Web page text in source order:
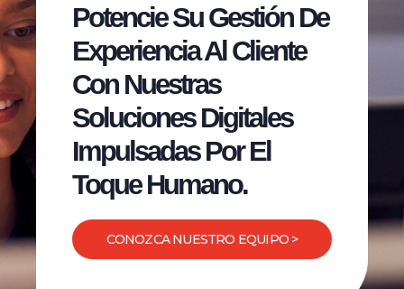
Potencie Su Gestión De
Experiencia Al Cliente
Con Nuestras
Soluciones Digitales
Impulsadas Por El
Toque Humano.
CONOZCA NUESTRO EQUIPO >